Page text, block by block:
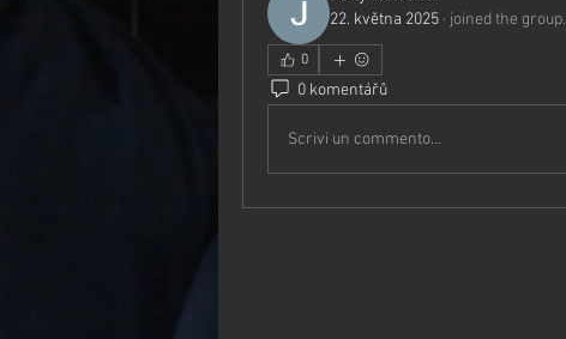
22. května 2025 · joined the group.
0
0 komentářů
Scrivi un commento...